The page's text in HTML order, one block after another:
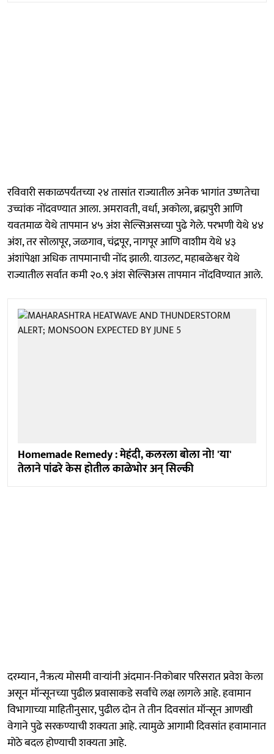
रविवारी सकाळपर्यंतच्या २४ तासांत राज्यातील अनेक भागांत उष्णतेचा
उच्चांक नोंदवण्यात आला. अमरावती, वर्धा, अकोला, ब्रह्मपुरी आणि
यवतमाळ येथे तापमान ४५ अंश सेल्सिअसच्या पुढे गेले. परभणी येथे ४४
अंश, तर सोलापूर, जळगाव, चंद्रपूर, नागपूर आणि वाशीम येथे ४३
अंशांपेक्षा अधिक तापमानाची नोंद झाली. याउलट, महाबळेश्वर येथे
राज्यातील सर्वात कमी २०.९ अंश सेल्सिअस तापमान नोंदविण्यात आले.
Homemade Remedy : मेहंदी, कलरला बोला नो! 'या'
तेलाने पांढरे केस होतील काळेभोर अन् सिल्की
दरम्यान, नैऋत्य मोसमी वाऱ्यांनी अंदमान-निकोबार परिसरात प्रवेश केला
असून मॉन्सूनच्या पुढील प्रवासाकडे सर्वांचे लक्ष लागले आहे. हवामान
विभागाच्या माहितीनुसार, पुढील दोन ते तीन दिवसांत मॉन्सून आणखी
वेगाने पुढे सरकण्याची शक्यता आहे. त्यामुळे आगामी दिवसांत हवामानात
मोठे बदल होण्याची शक्यता आहे.